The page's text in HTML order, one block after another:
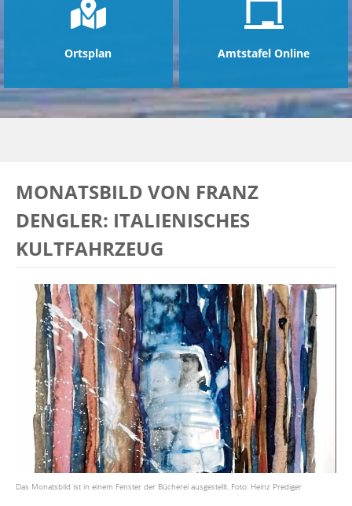
Ortsplan Amtstafel Online
MONATSBILD VON FRANZ
DENGLER: ITALIENISCHES
KULTFAHRZEUG
Das Monatsbild ist in einem Fenster der Bücherei ausgestellt. Foto: Heinz Prediger